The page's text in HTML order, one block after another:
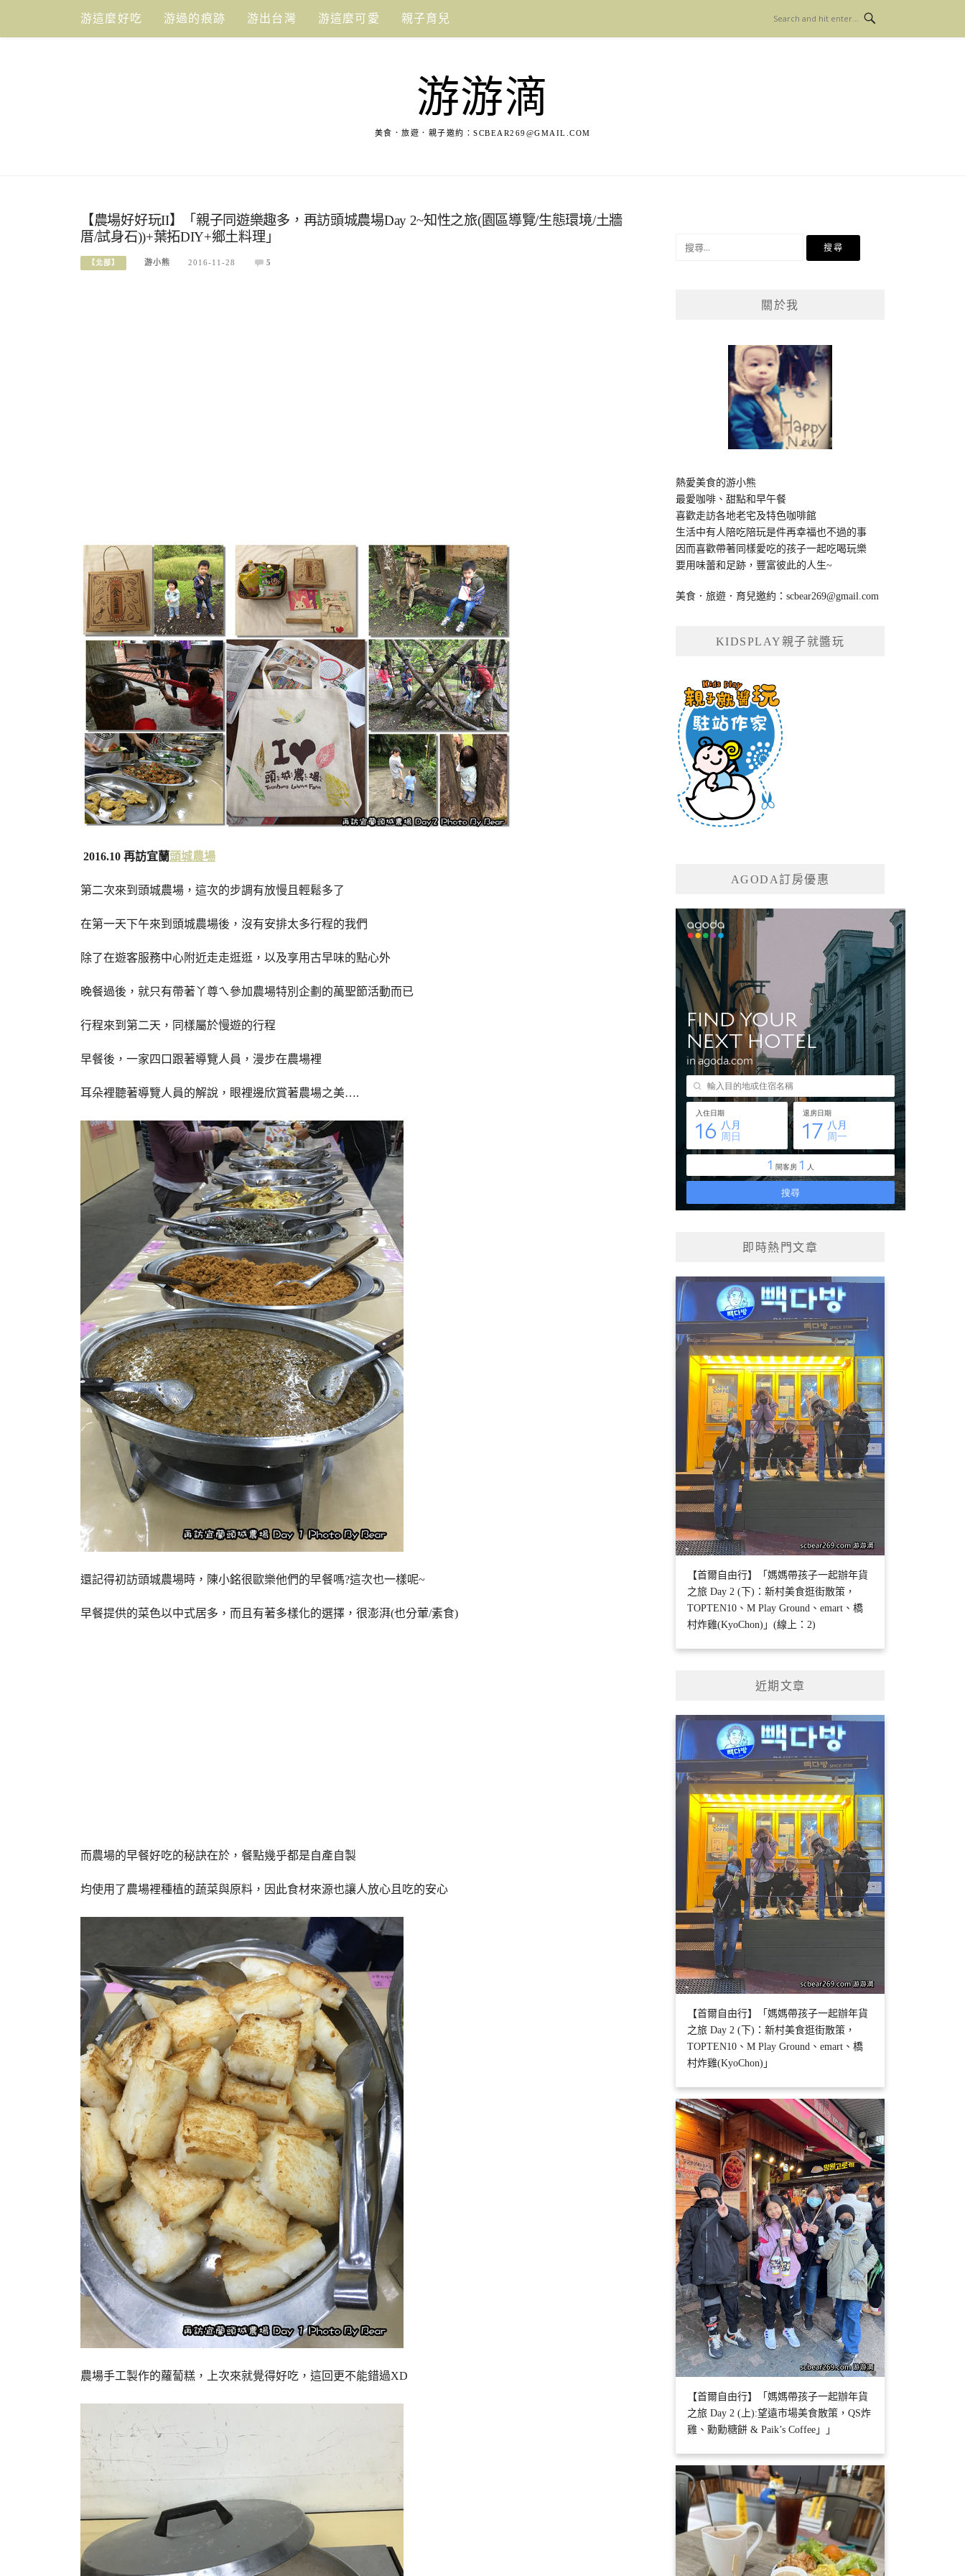
content
游這麼好吃 游過的痕跡 游出台灣 游這麼可愛 親子育兒
游游滴
美食．旅遊．親子邀約： SCBEAR269@GMAIL.COM
【農場好好玩II】「親子同遊樂趣多，再訪頭城農場Day 2~知性之旅(園區導覽/生態環境/土牆
厝/試身石))+葉拓DIY+鄉土料理」
【北部】 游小熊 2016-11-28 5
2016.10 再訪宜蘭頭城農場
第二次來到頭城農場，這次的步調有放慢且輕鬆多了
在第一天下午來到頭城農場後，沒有安排太多行程的我們
除了在遊客服務中心附近走走逛逛，以及享用古早味的點心外
晚餐過後，就只有帶著丫尊ㄟ參加農場特別企劃的萬聖節活動而已
行程來到第二天，同樣屬於慢遊的行程
早餐後，一家四口跟著導覽人員，漫步在農場裡
耳朵裡聽著導覽人員的解說，眼裡邊欣賞著農場之美….
還記得初訪頭城農場時，陳小銘很歐樂他們的早餐嗎?這次也一樣呢~
早餐提供的菜色以中式居多，而且有著多樣化的選擇，很澎湃(也分葷/素食)
而農場的早餐好吃的秘訣在於，餐點幾乎都是自產自製
均使用了農場裡種植的蔬菜與原料，因此食材來源也讓人放心且吃的安心
農場手工製作的蘿蔔糕，上次來就覺得好吃，這回更不能錯過XD
關於我
熱愛美食的游小熊
最愛咖啡、甜點和早午餐
喜歡走訪各地老宅及特色咖啡館
生活中有人陪吃陪玩是件再幸福也不過的事
因而喜歡帶著同樣愛吃的孩子一起吃喝玩樂
要用味蕾和足跡，豐富彼此的人生~
美食．旅遊．育兒邀約：scbear269@gmail.com
KIDSPLAY親子就醬玩
AGODA訂房優惠
即時熱門文章
【首爾自由行】「媽媽帶孩子一起辦年貨
之旅 Day 2 (下)：新村美食逛街散策，
TOPTEN10、M Play Ground、emart、橋
村炸雞(KyoChon)」(線上：2)
近期文章
【首爾自由行】「媽媽帶孩子一起辦年貨
之旅 Day 2 (下)：新村美食逛街散策，
TOPTEN10、M Play Ground、emart、橋
村炸雞(KyoChon)」
【首爾自由行】「媽媽帶孩子一起辦年貨
之旅 Day 2 (上):望遠市場美食散策，QS炸
雞、勳勳糖餅 & Paik’s Coffee」」